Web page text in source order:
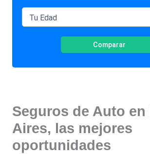
Comparar
Seguros de Auto en
Aires, las mejores
oportunidades